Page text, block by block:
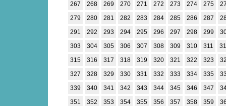
267
268 269 270 271 272 273 274 275
279
280 281 282 283 284 285 286 287
291
292 293 294 295 296 297 298 299
303
304 305 306 307 308 309 310 311
315
316 317 318 319 320 321 322 323
327
328 329 330 331 332 333 334 335
339
340 341 342 343 344 345 346 347
351
352 353 354 355 356 357 358 359